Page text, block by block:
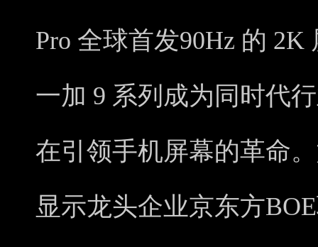
Pro 全球首发90Hz 的
一加 9 系列成为同时代
在引领手机屏幕的革命
显示龙头企业京东方